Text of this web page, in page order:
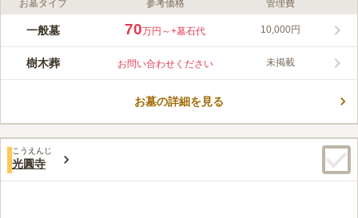
ライフドット編集部のコメント
都営浅草線・大江戸線「大門駅」、都営三田線「御成門駅」、都
クセス抜群な常照院墓苑です。また、駐車場も完備されているの
で、お車でも行くことができます。戦時中の空襲を免れた本堂内
は、緑豊かな囲まれ、墓地までの参道や寺務所なども綺麗に整備
この霊園はまだ誰からも評価されていません。
お墓タイプ 参考価格 管理費
一般墓 70万円～+墓石代 10,000円
樹木葬 お問い合わせください 未掲載
お墓の詳細を見る
こうえんじ
光圓寺